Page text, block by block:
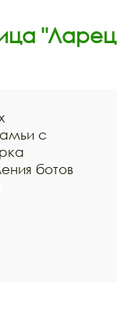
"Ларец
с
ботов